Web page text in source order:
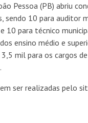
Pessoa (PB) abriu
sendo 10 para auditor
10 para técnico
ensino médio e
mil para os cargos
ser realizadas pelo